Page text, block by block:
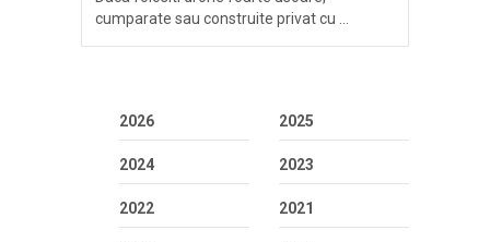
cumparate sau construite privat cu …
2026 2025
2024 2023
2022 2021